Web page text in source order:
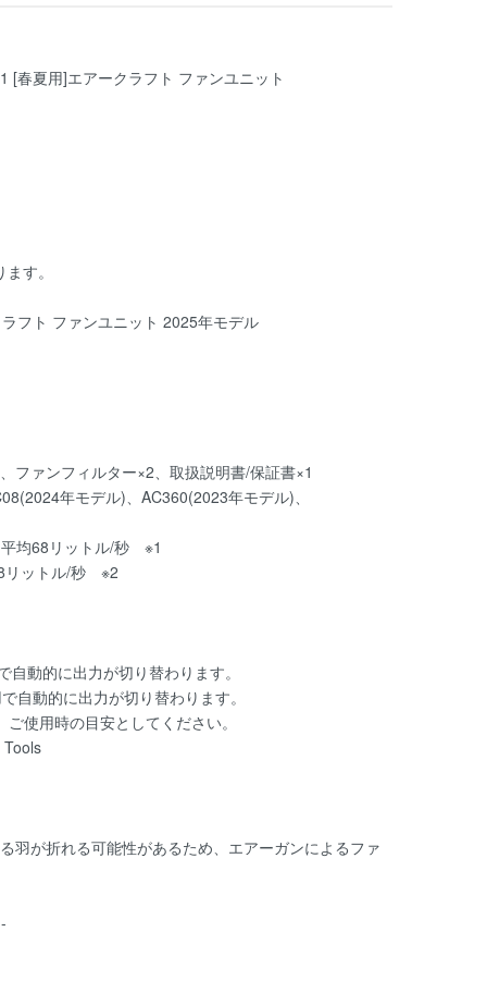
[春夏用]エアークラフト ファンユニット
す。
フト ファンユニット 2025年モデル
ファンフィルター×2、取扱説明書/保証書×1
年モデル)、AC360(2023年モデル)、
均68リットル/秒 ※1
ットル/秒 ※2
動的に出力が切り替わります。
自動的に出力が切り替わります。
使用時の目安としてください。
羽が折れる可能性があるため、エアーガンによるファ